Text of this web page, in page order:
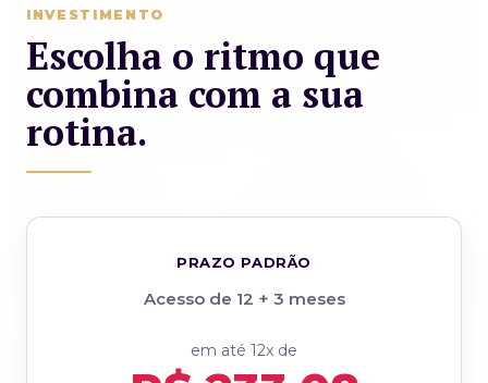
INVESTIMENTO
Escolha o ritmo que
combina com a sua
rotina.
PRAZO PADRÃO
Acesso de 12 + 3 meses
em até 12x de